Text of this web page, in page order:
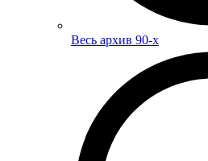
Весь архив 90-х